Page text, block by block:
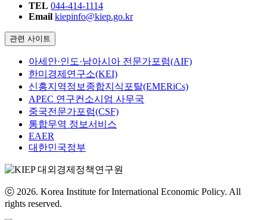
TEL 044-414-1114
Email kiepinfo@kiep.go.kr
관련 사이트
아세안·인도·남아시아 전문가포럼(AIF)
한미경제연구소(KEI)
신흥지역정보종합지식포탈(EMERiCs)
APEC 연구컨소시엄 사무국
중국전문가포럼(CSF)
통합무역 정보서비스
EAER
대한민국정부
ⓒ 2026. Korea Institute for International Economic Policy. All
rights reserved.